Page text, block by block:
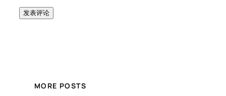
MORE POSTS